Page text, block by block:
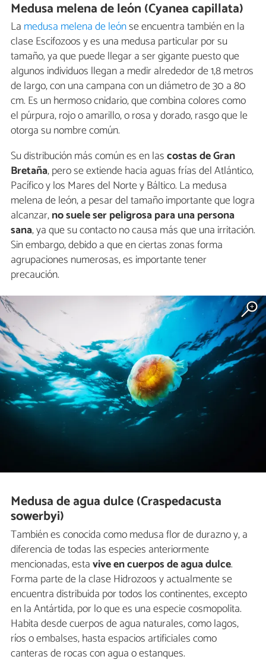
Medusa melena de león (Cyanea capillata)
La medusa melena de leónse encuentra también en la
clase Escifozoos y es una medusa particular por su
tamaño, ya que puede llegar a ser gigante puesto que
algunos individuos llegan a medir alrededor de 1,8 metros
de largo, con una campana con un diámetro de 30 a 80
cm. Es un hermoso cnidario, que combina colores como
el púrpura, rojo o amarillo, o rosa y dorado, rasgo que le
otorga su nombre común.
Su distribución más común es en lascostas de Gran
Bretaña, pero se extiende hacia aguas frías del Atlántico,
Pacífico y los Mares del Norte y Báltico. La medusa
melena de león, a pesar del tamaño importante que logra
alcanzar,no suele ser peligrosa para una persona
sana, ya que su contacto no causa más que una irritación.
Sin embargo, debido a que en ciertas zonas forma
agrupaciones numerosas, es importante tener
precaución.
Medusa de agua dulce (Craspedacusta
sowerbyi)
También es conocida como medusa flor de durazno y, a
diferencia de todas las especies anteriormente
mencionadas, estavive en cuerpos de agua dulce.
Forma parte de la clase Hidrozoos y actualmente se
encuentra distribuida por todos los continentes, excepto
en la Antártida, por lo que es una especie cosmopolita.
Habita desde cuerpos de agua naturales, como lagos,
ríos o embalses, hasta espacios artificiales como
canteras de rocas con agua o estanques.